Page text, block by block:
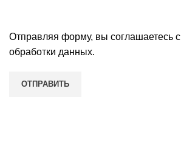
Отправляя форму, вы соглашаетесь с
обработки данных.